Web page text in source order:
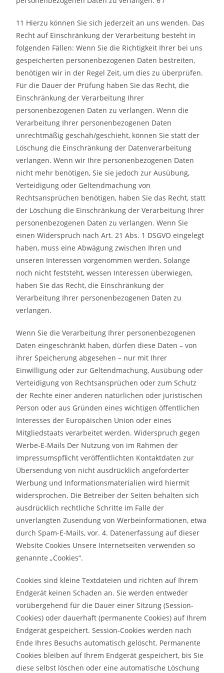
11 Hierzu können Sie sich jederzeit an uns wenden. Das
Recht auf Einschränkung der Verarbeitung besteht in
folgenden Fällen: Wenn Sie die Richtigkeit Ihrer bei uns
gespeicherten personenbezogenen Daten bestreiten,
benötigen wir in der Regel Zeit, um dies zu überprüfen.
Für die Dauer der Prüfung haben Sie das Recht, die
Einschränkung der Verarbeitung Ihrer
personenbezogenen Daten zu verlangen. Wenn die
Verarbeitung Ihrer personenbezogenen Daten
unrechtmäßig geschah/geschieht, können Sie statt der
Löschung die Einschränkung der Datenverarbeitung
verlangen. Wenn wir Ihre personenbezogenen Daten
nicht mehr benötigen, Sie sie jedoch zur Ausübung,
Verteidigung oder Geltendmachung von
Rechtsansprüchen benötigen, haben Sie das Recht, statt
der Löschung die Einschränkung der Verarbeitung Ihrer
personenbezogenen Daten zu verlangen. Wenn Sie
einen Widerspruch nach Art. 21 Abs. 1 DSGVO eingelegt
haben, muss eine Abwägung zwischen Ihren und
unseren Interessen vorgenommen werden. Solange
noch nicht feststeht, wessen Interessen überwiegen,
haben Sie das Recht, die Einschränkung der
Verarbeitung Ihrer personenbezogenen Daten zu
verlangen.
Wenn Sie die Verarbeitung Ihrer personenbezogenen
Daten eingeschränkt haben, dürfen diese Daten – von
ihrer Speicherung abgesehen – nur mit Ihrer
Einwilligung oder zur Geltendmachung, Ausübung oder
Verteidigung von Rechtsansprüchen oder zum Schutz
der Rechte einer anderen natürlichen oder juristischen
Person oder aus Gründen eines wichtigen öffentlichen
Interesses der Europäischen Union oder eines
Mitgliedstaats verarbeitet werden. Widerspruch gegen
Werbe-E-Mails Der Nutzung von im Rahmen der
Impressumspflicht veröffentlichten Kontaktdaten zur
Übersendung von nicht ausdrücklich angeforderter
Werbung und Informationsmaterialien wird hiermit
widersprochen. Die Betreiber der Seiten behalten sich
ausdrücklich rechtliche Schritte im Falle der
unverlangten Zusendung von Werbeinformationen, etwa
durch Spam-E-Mails, vor. 4. Datenerfassung auf dieser
Website Cookies Unsere Internetseiten verwenden so
genannte „Cookies“.
Cookies sind kleine Textdateien und richten auf Ihrem
Endgerät keinen Schaden an. Sie werden entweder
vorübergehend für die Dauer einer Sitzung (Session-
Cookies) oder dauerhaft (permanente Cookies) auf Ihrem
Endgerät gespeichert. Session-Cookies werden nach
Ende Ihres Besuchs automatisch gelöscht. Permanente
Cookies bleiben auf Ihrem Endgerät gespeichert, bis Sie
diese selbst löschen oder eine automatische Löschung